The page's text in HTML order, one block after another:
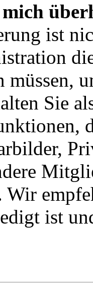
ist
müssen,
Sie
Wir
ist